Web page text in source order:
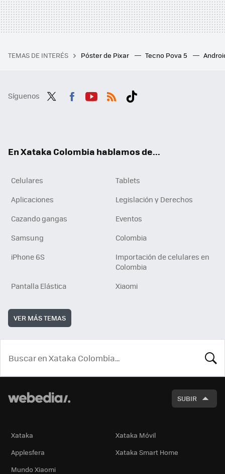
TEMAS DE INTERÉS Póster de Pixar Tecno Pova 5
Síguenos
En Xataka Colombia hablamos de...
Celulares
Tablets
Aplicaciones
Legislación y Derechos
Cazando gangas
Eventos
Samsung
Colombia
iPhone 6S
Importación de celulares en
Colombia
Pantalla Elástica
Xiaomi
VER MÁS TEMAS
SUBIR
Xataka
Xataka Móvil
Applesfera
Xataka Smart Home
Mundo Xiaomi